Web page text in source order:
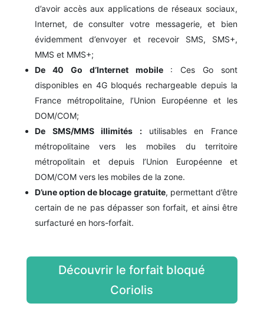
d’avoir accès aux applications de réseaux sociaux,
Internet, de consulter votre messagerie, et bien
évidemment d’envoyer et recevoir SMS, SMS+,
MMS et MMS+;
De 40 Go d’Internet mobile : Ces Go sont
disponibles en 4G bloqués rechargeable depuis la
France métropolitaine, l’Union Européenne et les
DOM/COM;
De SMS/MMS illimités : utilisables en France
métropolitaine vers les mobiles du territoire
métropolitain et depuis l’Union Européenne et
DOM/COM vers les mobiles de la zone.
D’une option de blocage gratuite, permettant d’être
certain de ne pas dépasser son forfait, et ainsi être
surfacturé en hors-forfait.
Découvrir le forfait bloqué
Coriolis